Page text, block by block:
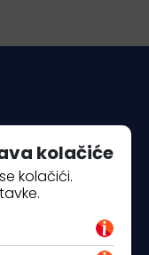
kolačiće
kolačići.